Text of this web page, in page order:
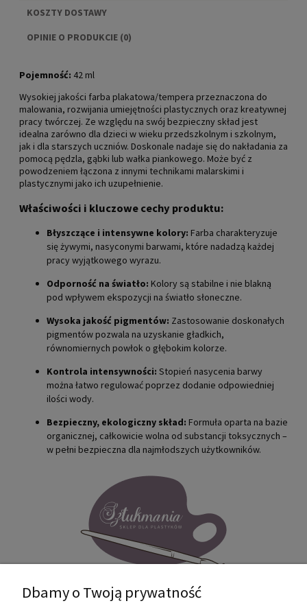
KOSZTY DOSTAWY
CENA NIE ZAWIERA EWENTUALNYCH KOSZTÓW
OPINIE O PRODUKCIE (0)
Pojemność: 42 ml
Wysokiej jakości farba plakatowa/tempera przeznaczona do
malowania, rozwijania umiejętności plastycznych oraz kreatywnej
pracy twórczej. Ze względu na swój bezpieczny skład jest
idealna zarówno dla dzieci w wieku przedszkolnym i szkolnym,
jak i dla starszych uczniów. Doskonale nadaje się do nakładania za
pomocą pędzla, gąbki lub wałka piankowego. Może być z
powodzeniem łączona z innymi technikami malarskimi i
plastycznymi jako ich uzupełnienie.
Właściwości i kluczowe cechy produktu:
Błyszczące i intensywne kolory: Farba charakteryzuje
się żywymi, nasyconymi barwami, które nadadzą każdej
pracy wyjątkowego wyrazu.
Odporność na światło: Kolory są stabilne i nie blakną
pod wpływem ekspozycji na światło słoneczne.
Wysoka jakość pigmentów: Zastosowanie doskonałych
pigmentów pozwala na uzyskanie gładkich,
równomiernych powłok o głębokim kolorze.
Kontrola intensywności: Stopień nasycenia barwy
można łatwo regulować poprzez dodanie odpowiedniej
ilości wody.
Bezpieczny, ekologiczny skład: Formuła oparta na bazie
organicznej, całkowicie wolna od substancji toksycznych –
w pełni bezpieczna dla najmłodszych użytkowników.
Dbamy o Twoją prywatność